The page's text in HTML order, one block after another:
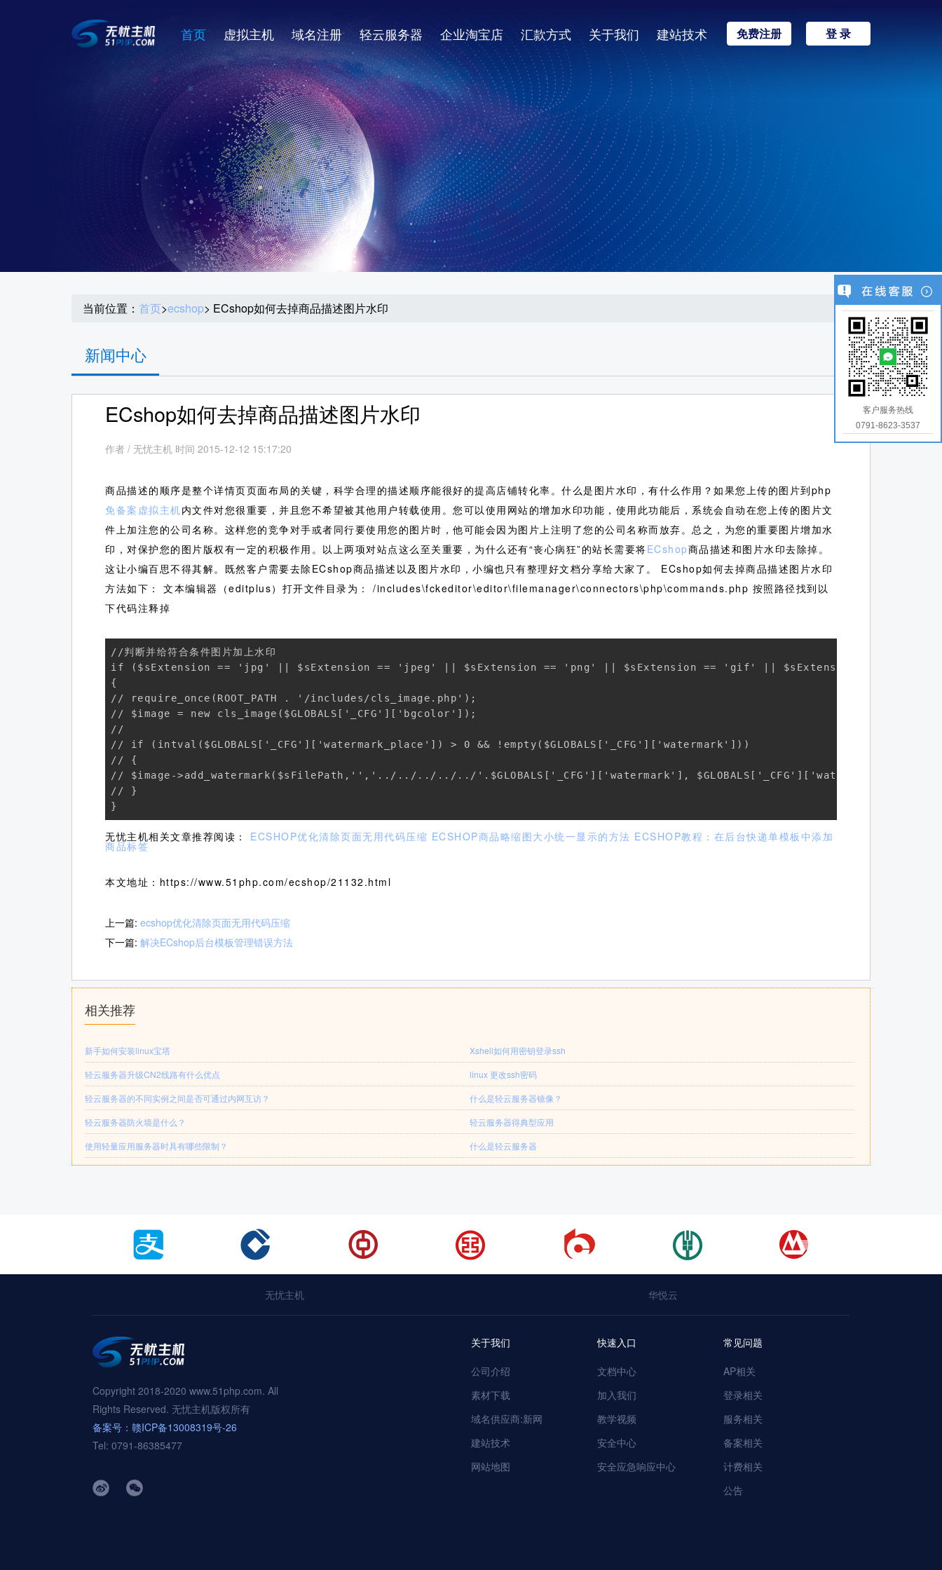
首页 虚拟主机 域名注册 轻云服务器 企业淘宝店 汇款方式 关于我们 建站技术 免费注册 登 录
当前位置： 首页>ecshop> ECshop如何去掉商品描述图片水印
新闻中心
ECshop如何去掉商品描述图片水印
作者 / 无忧主机 时间 2015-12-12 15:17:20
商品描述的顺序是整个详情页页面布局的关键，科学合理的描述顺序能很好的提高店铺转化率。什么是图片水印，有什么作用？如果您上传的图片到php
免备案虚拟主机内文件对您很重要，并且您不希望被其他用户转载使用。您可以使用网站的增加水印功能，使用此功能后，系统会自动在您上传的图片文
件上加注您的公司名称。这样您的竞争对手或者同行要使用您的图片时，他可能会因为图片上注明了您的公司名称而放弃。总之，为您的重要图片增加水
印，对保护您的图片版权有一定的积极作用。以上两项对站点这么至关重要，为什么还有“丧心病狂”的站长需要将ECshop商品描述和图片水印去除掉。
这让小编百思不得其解。既然客户需要去除ECshop商品描述以及图片水印，小编也只有整理好文档分享给大家了。
ECshop如何去掉商品描述图片水印
方法如下： 文本编辑器（editplus）打开文件目录为： /includes\fckeditor\editor\filemanager\connectors\php\commands.php 按照路径找到以
下代码注释掉
//判断并给符合条件图片加上水印
if ($sExtension == 'jpg' || $sExtension == 'jpeg' || $sExtension == 'png' || $sExtension == 'gif' || $sExtension == 'bmp' )
{
// require_once(ROOT_PATH . '/includes/cls_image.php');
// $image = new cls_image($GLOBALS['_CFG']['bgcolor']);
//
// if (intval($GLOBALS['_CFG']['watermark_place']) > 0 && !empty($GLOBALS['_CFG']['watermark']))
// {
// $image->add_watermark($sFilePath,'','../../../../../'.$GLOBALS['_CFG']['watermark'], $GLOBALS['_CFG']['watermark_place'],
// }
}
无忧主机相关文章推荐阅读： ECSHOP优化清除页面无用代码压缩 ECSHOP商品略缩图大小统一显示的方法 ECSHOP教程：在后台快递单模板中添加
商品标签
本文地址：https://www.51php.com/ecshop/21132.html
上一篇: ecshop优化清除页面无用代码压缩
下一篇: 解决ECshop后台模板管理错误方法
相关推荐
新手如何安装linux宝塔
Xshell如何用密钥登录ssh
轻云服务器升级CN2线路有什么优点
linux 更改ssh密码
轻云服务器的不同实例之间是否可通过内网互访？
什么是轻云服务器镜像？
轻云服务器防火墙是什么？
轻云服务器得典型应用
使用轻量应用服务器时具有哪些限制？
什么是轻云服务器
无忧主机 华悦云
Copyright 2018-2020 www.51php.com. All
Rights Reserved. 无忧主机版权所有
备案号：赣ICP备13008319号-26
Tel: 0791-86385477
关于我们
公司介绍
素材下载
域名供应商:新网
建站技术
网站地图
快速入口
文档中心
加入我们
教学视频
安全中心
安全应急响应中心
常见问题
AP相关
登录相关
服务相关
备案相关
计费相关
公告
客户服务热线
0791-8623-3537